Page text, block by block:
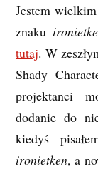
Jestem
znaku
tutaj. W
Shady
projektanci
dodanie do
kiedyś
ironietken, a